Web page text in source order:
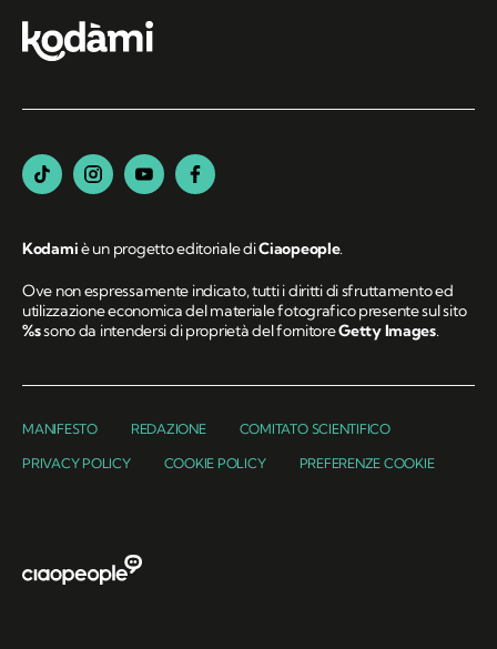
Kodamiè un progetto editoriale diCiaopeople.
Ove non espressamente indicato, tutti i diritti di sfruttamento ed
utilizzazione economica del materiale fotografico presente sul sito
%ssono da intendersi di proprietà del fornitoreGetty Images.
MANIFESTO REDAZIONE COMITATO SCIENTIFICO
PRIVACY POLICY COOKIE POLICY PREFERENZE COOKIE